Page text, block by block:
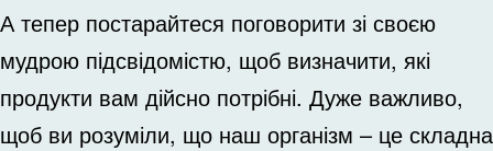
А тепер постарайтеся поговорити зі своєю
мудрою підсвідомістю, щоб визначити, які
продукти вам дійсно потрібні. Дуже важливо,
щоб ви розуміли, що наш організм – це складна